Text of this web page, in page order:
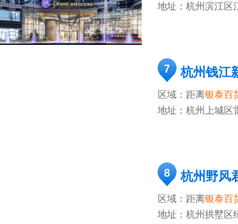
地址： 杭州滨江区
7 杭州钱江
区域：距离银泰百
地址： 杭州上城区
8 杭州野风
区域：距离银泰百
地址： 杭州拱墅区